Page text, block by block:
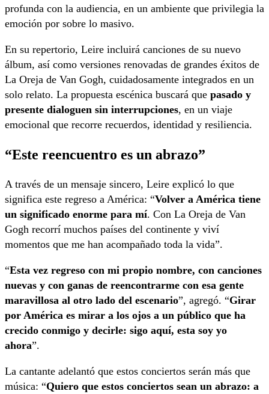
profunda con la audiencia, en un ambiente que privilegia la
emoción por sobre lo masivo.
En su repertorio, Leire incluirá canciones de su nuevo
álbum, así como versiones renovadas de grandes éxitos de
La Oreja de Van Gogh, cuidadosamente integrados en un
solo relato. La propuesta escénica buscará que pasado y
presente dialoguen sin interrupciones, en un viaje
emocional que recorre recuerdos, identidad y resiliencia.
“Este reencuentro es un abrazo”
A través de un mensaje sincero, Leire explicó lo que
significa este regreso a América: “Volver a América tiene
un significado enorme para mí. Con La Oreja de Van
Gogh recorrí muchos países del continente y viví
momentos que me han acompañado toda la vida”.
“Esta vez regreso con mi propio nombre, con canciones
nuevas y con ganas de reencontrarme con esa gente
maravillosa al otro lado del escenario”, agregó. “Girar
por América es mirar a los ojos a un público que ha
crecido conmigo y decirle: sigo aquí, esta soy yo
ahora”.
La cantante adelantó que estos conciertos serán más que
música: “Quiero que estos conciertos sean un abrazo: a